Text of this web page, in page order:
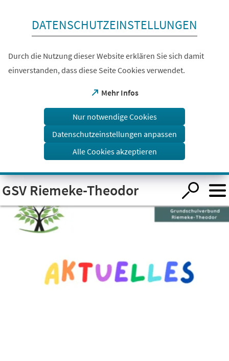
Visuelle
Assistenzsoftware
öffnen.
DATENSCHUTZEINSTELLUNGEN
Durch die Nutzung dieser Website erklären Sie sich damit
einverstanden, dass diese Seite Cookies verwendet.
Mehr Infos
(Öffnet
einem
Tab)
Nur notwendige Cookies
Datenschutzeinstellungen anpassen
Alle Cookies akzeptieren
GSV Riemeke-Theodor